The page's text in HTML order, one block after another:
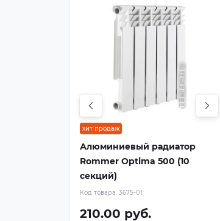
хит продаж
Алюминиевый радиатор
Rommer Optima 500 (10
секций)
Код товара: 3675-01
210.00 руб.